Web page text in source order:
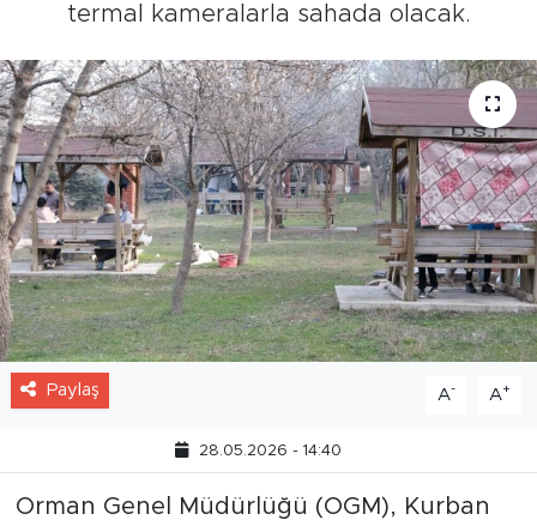
termal kameralarla sahada olacak.
Paylaş A- A+
28.05.2026 - 14:40
Orman Genel Müdürlüğü (OGM), Kurban